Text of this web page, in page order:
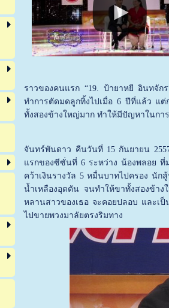
ราวของคนแรก “19. ป้ายาหยี อินทจัก
ทำการตัดมดลูกทิ้งไปเมื่อ 6 ปีที่แล้ว แต่
ทั้งสองข้างใหญ่มาก ทำให้มีปัญหาในกา
จันทร์พันดาว คืนวันที่ 15 กันยายน
แรกของซีซั่นที่ 6 ระหว่าง น้องพลอย ที่
คว้าเงินรางวัล 5 หมื่นบาทไปครอง นัก
น้ำเหลืองอุดตัน จนทำให้ขาทั้งสองข้าง
หลานสาวของเธอ จะคอยปลอบ และเป็
ไปขายพวงมาลัยตรงริมทาง